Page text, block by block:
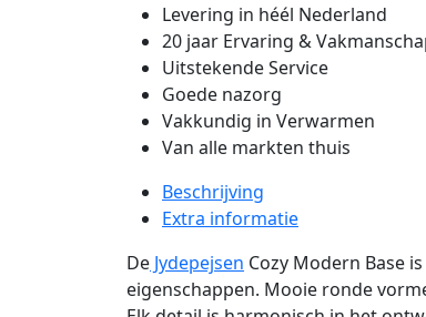
Levering in héél Nederland
20 jaar Ervaring &
Uitstekende Service
Goede nazorg
Vakkundig in Verwarmen
Van alle markten thuis
Beschrijving
Extra informatie
De Jydepejsen Cozy Modern Base
eigenschappen. Mooie ronde